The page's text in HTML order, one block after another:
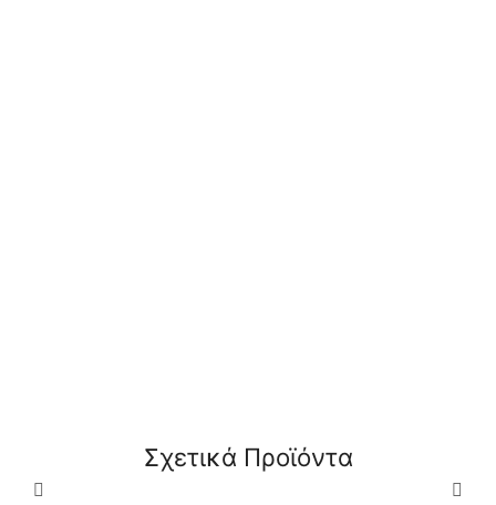
Σχετικά Προϊόντα
ΠΕΡΙΣΣΌΤΕΡΑ
ΠΕΡΙΣΣΌΤΕΡΑ